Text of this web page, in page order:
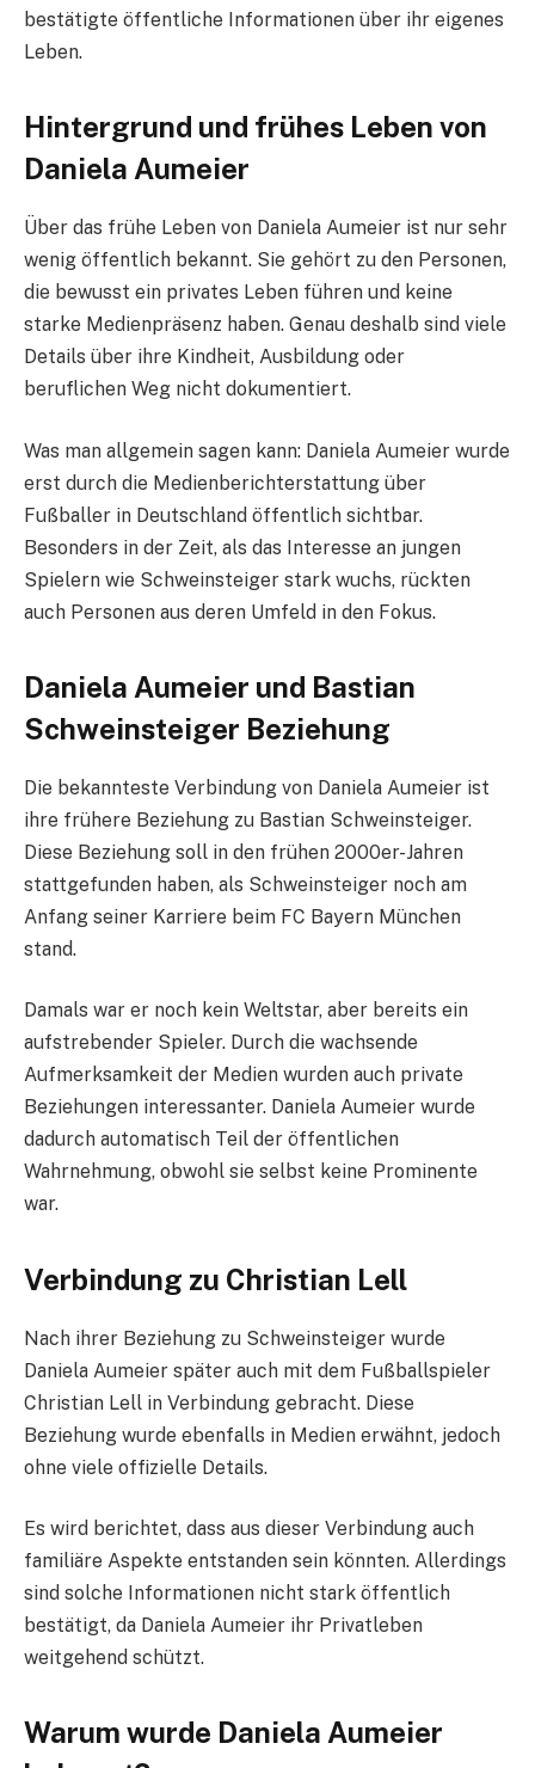
bestätigte öffentliche Informationen über ihr eigenes
Leben.
Hintergrund und frühes Leben von
Daniela Aumeier
Über das frühe Leben von Daniela Aumeier ist nur sehr
wenig öffentlich bekannt. Sie gehört zu den Personen,
die bewusst ein privates Leben führen und keine
starke Medienpräsenz haben. Genau deshalb sind viele
Details über ihre Kindheit, Ausbildung oder
beruflichen Weg nicht dokumentiert.
Was man allgemein sagen kann: Daniela Aumeier wurde
erst durch die Medienberichterstattung über
Fußballer in Deutschland öffentlich sichtbar.
Besonders in der Zeit, als das Interesse an jungen
Spielern wie Schweinsteiger stark wuchs, rückten
auch Personen aus deren Umfeld in den Fokus.
Daniela Aumeier und Bastian
Schweinsteiger Beziehung
Die bekannteste Verbindung von Daniela Aumeier ist
ihre frühere Beziehung zu Bastian Schweinsteiger.
Diese Beziehung soll in den frühen 2000er-Jahren
stattgefunden haben, als Schweinsteiger noch am
Anfang seiner Karriere beim FC Bayern München
stand.
Damals war er noch kein Weltstar, aber bereits ein
aufstrebender Spieler. Durch die wachsende
Aufmerksamkeit der Medien wurden auch private
Beziehungen interessanter. Daniela Aumeier wurde
dadurch automatisch Teil der öffentlichen
Wahrnehmung, obwohl sie selbst keine Prominente
war.
Verbindung zu Christian Lell
Nach ihrer Beziehung zu Schweinsteiger wurde
Daniela Aumeier später auch mit dem Fußballspieler
Christian Lell in Verbindung gebracht. Diese
Beziehung wurde ebenfalls in Medien erwähnt, jedoch
ohne viele offizielle Details.
Es wird berichtet, dass aus dieser Verbindung auch
familiäre Aspekte entstanden sein könnten. Allerdings
sind solche Informationen nicht stark öffentlich
bestätigt, da Daniela Aumeier ihr Privatleben
weitgehend schützt.
Warum wurde Daniela Aumeier